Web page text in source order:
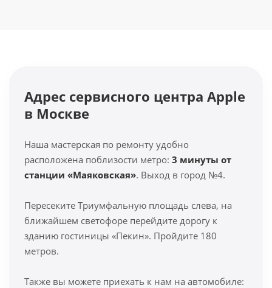
Адрес сервисного центра Apple
в Москве
Наша мастерская по ремонту удобно
расположена поблизости метро: 3 минуты от
станции «Маяковская». Выход в город №4.
Пересеките Триумфальную площадь слева, на
ближайшем светофоре перейдите дорогу к
зданию гостиницы «Пекин». Пройдите 180
метров.
Также вы можете приехать к нам на автомобиле: